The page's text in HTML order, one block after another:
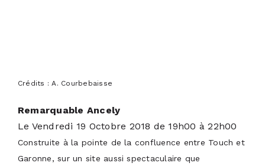
Crédits : A. Courbebaisse
Remarquable Ancely
Le Vendredi 19 Octobre 2018 de 19h00 à 22h00
Construite à la pointe de la confluence entre Touch et
Garonne, sur un site aussi spectaculaire que